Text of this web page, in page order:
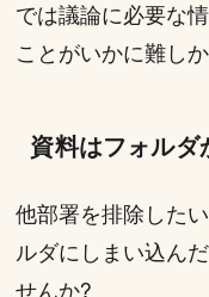
では議論に必要な
ことがいかに難し
資料はフォルダ
他部署を排除した
ルダにしまい込ん
せんか?